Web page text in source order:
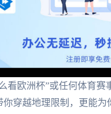
看欧洲杯”或任何体育
穿越地理限制，更能